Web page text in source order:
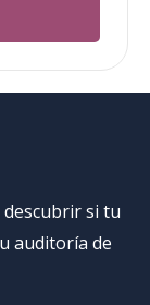
si tu
auditoría de